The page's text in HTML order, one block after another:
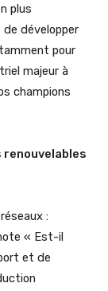
plus
développer
pour
majeur à
champions
renouvelables
:
« Est-il
et de